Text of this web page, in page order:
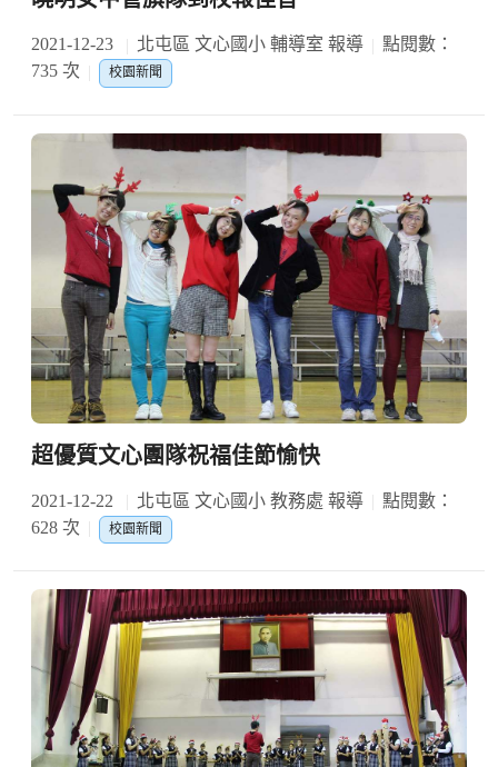
2021-12-23 北屯區 文心國小 輔導室 報導
點閱數：
735 次
校園新聞
超優質文心團隊祝福佳節愉快
2021-12-22 北屯區 文心國小 教務處 報導
點閱數：
628 次
校園新聞